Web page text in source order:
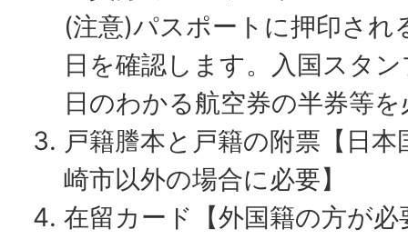
(注意)パスポートに押印され
日を確認します。入国スタ
日のわかる航空券の半券等
戸籍謄本と戸籍の附票【日
崎市以外の場合に必要】
在留カード【外国籍の方が必